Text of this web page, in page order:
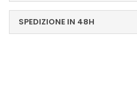
SPEDIZIONE IN 48H